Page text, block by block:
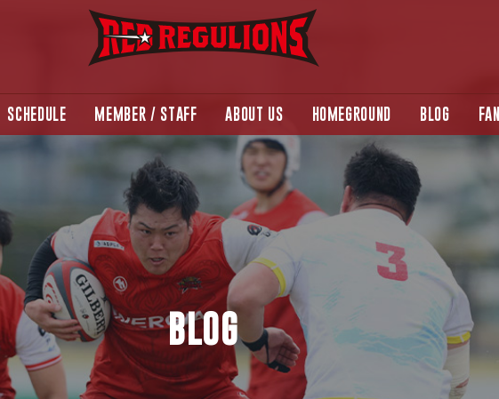
SCHEDULE MEMBER / STAFF ABOUT US HOMEGROUND BLOG
BLOG